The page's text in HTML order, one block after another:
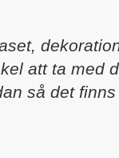
att ta med
så det